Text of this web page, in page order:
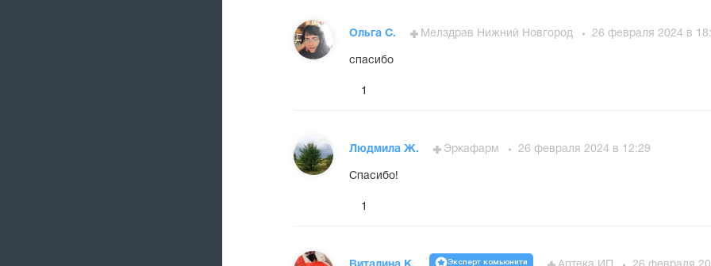
Ольга С. Мелздрав Нижний Новгород 26 февраля 2024 в
спасибо
1
Людмила Ж. Эркафарм 26 февраля 2024 в 12:29
Спасибо!
1
Эксперт комьюнити